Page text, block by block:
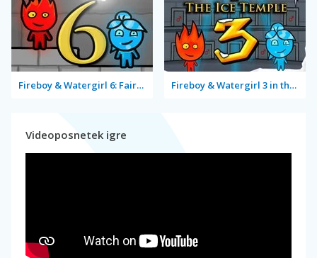
Fireboy & Watergirl 6: Fairy Tales Fireboy & Watergirl 3 in the Ice Temple
Videoposnetek igre